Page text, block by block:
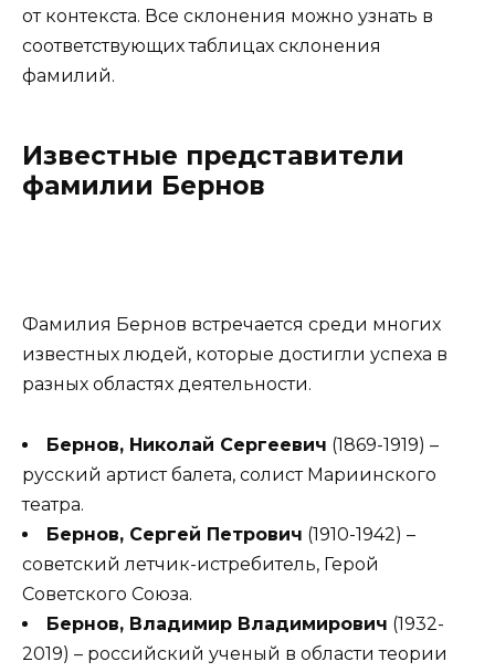
от контекста. Все склонения можно узнать в
соответствующих таблицах склонения
фамилий.
Известные представители
фамилии Бернов
Фамилия Бернов встречается среди многих
известных людей, которые достигли успеха в
разных областях деятельности.
Бернов, Николай Сергеевич (1869-1919) –
русский артист балета, солист Мариинского
театра.
Бернов, Сергей Петрович (1910-1942) –
советский летчик-истребитель, Герой
Советского Союза.
Бернов, Владимир Владимирович (1932-
2019) – российский ученый в области теории